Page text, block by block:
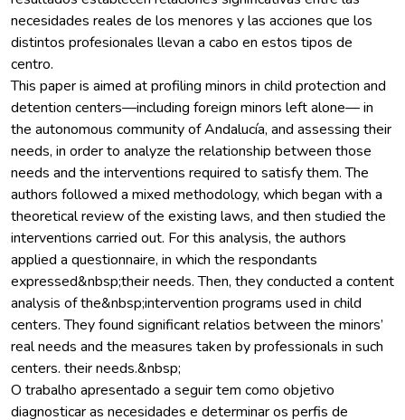
necesidades reales de los menores y las acciones que los
distintos profesionales llevan a cabo en estos tipos de
centro.
This paper is aimed at profiling minors in child protection and
detention centers—including foreign minors left alone— in
the autonomous community of Andalucía, and assessing their
needs, in order to analyze the relationship between those
needs and the interventions required to satisfy them. The
authors followed a mixed methodology, which began with a
theoretical review of the existing laws, and then studied the
interventions carried out. For this analysis, the authors
applied a questionnaire, in which the respondants
expressed&nbsp;their needs. Then, they conducted a content
analysis of the&nbsp;intervention programs used in child
centers. They found significant relatios between the minors’
real needs and the measures taken by professionals in such
centers. their needs.&nbsp;
O trabalho apresentado a seguir tem como objetivo
diagnosticar as necesidades e determinar os perfis de